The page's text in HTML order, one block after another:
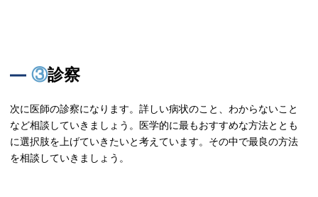
③診察
次に医師の診察になります。詳しい病状のこと、わからないこと
など相談していきましょう。医学的に最もおすすめな方法ととも
に選択肢を上げていきたいと考えています。その中で最良の方法
を相談していきましょう。